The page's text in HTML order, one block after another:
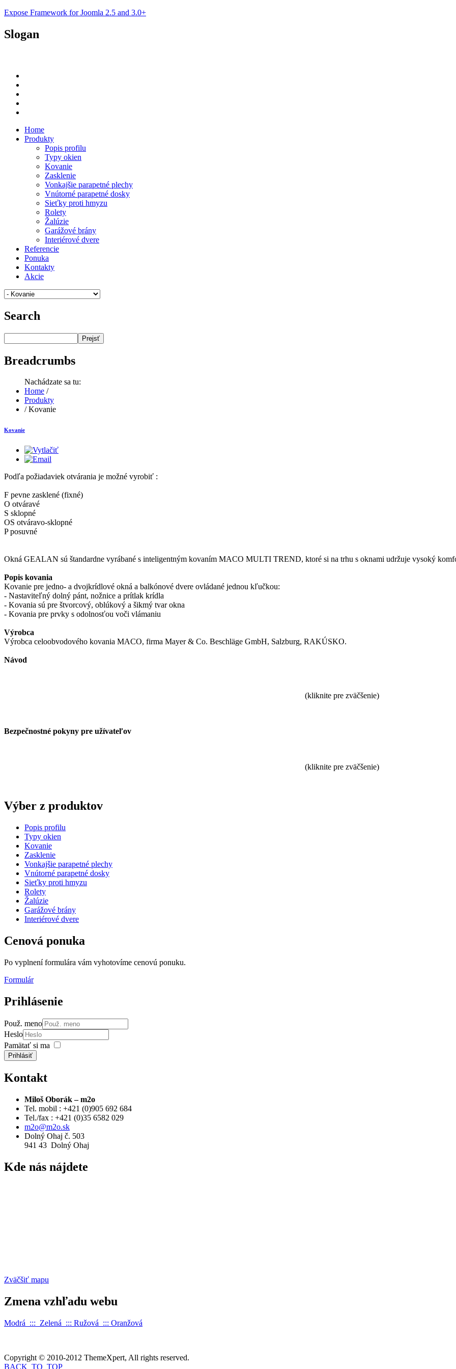
Expose Framework for Joomla 2.5 and 3.0+
Slogan
Home
Produkty
Popis profilu
Typy okien
Kovanie
Zasklenie
Vonkajšie parapetné plechy
Vnútorné parapetné dosky
Sieťky proti hmyzu
Rolety
Žalúzie
Garážové brány
Interiérové dvere
Referencie
Ponuka
Kontakty
Akcie
Search
Prejsť
Breadcrumbs
Nachádzate sa tu:
Home /
Produkty
/ Kovanie
Kovanie
Podľa požiadaviek otvárania je možné vyrobiť :
F pevne zasklené (fixné)
O otváravé
S sklopné
OS otváravo-sklopné
P posuvné
Okná GEALAN sú štandardne vyrábané s inteligentným kovaním MACO MULTI TREND, ktoré si na trhu s oknami udržuje vysoký
Popis kovania
Kovanie pre jedno- a dvojkrídlové okná a balkónové dvere ovládané jednou kľučkou:
- Nastaviteľný dolný pánt, nožnice a prítlak krídla
- Kovania sú pre štvorcový, oblúkový a šikmý tvar okna
- Kovania pre prvky s odolnosťou voči vlámaniu
Výrobca
Výrobca celoobvodového kovania MACO, firma Mayer & Co. Beschläge GmbH, Salzburg, RAKÚSKO.
Návod
(kliknite pre zväčšenie)
Bezpečnostné pokyny pre užívateľov
(kliknite pre zväčšenie)
Výber z produktov
Popis profilu
Typy okien
Kovanie
Zasklenie
Vonkajšie parapetné plechy
Vnútorné parapetné dosky
Sieťky proti hmyzu
Rolety
Žalúzie
Garážové brány
Interiérové dvere
Cenová ponuka
Po vyplnení formulára vám vyhotovíme cenovú ponuku.
Formulár
Prihlásenie
Použ. meno
Heslo
Pamätať si ma
Prihlásiť
Kontakt
Miloš Oborák – m2o
Tel. mobil : +421 (0)905 692 684
Tel./fax : +421 (0)35 6582 029
m2o@m2o.sk
Dolný Ohaj č. 503
941 43 Dolný Ohaj
Kde nás nájdete
Zväčšiť mapu
Zmena vzhľadu webu
Modrá ::: Zelená ::: Ružová ::: Oranžová
Copyright © 2010-2012 ThemeXpert, All rights reserved.
BACK_TO_TOP